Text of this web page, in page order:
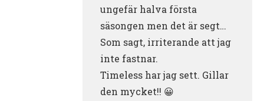
ungefär halva första
säsongen men det är segt…
Som sagt, irriterande att jag
inte fastnar.
Timeless har jag sett. Gillar
den mycket!! 😀